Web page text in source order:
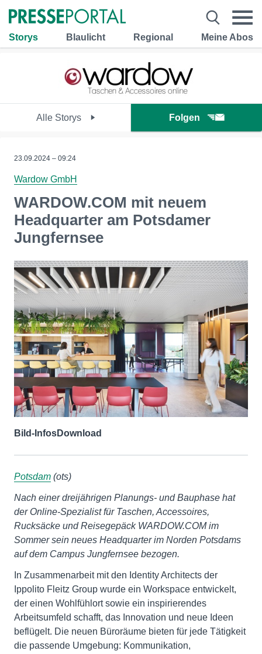
Storys Blaulicht Regional Meine Abos
Alle Storys Folgen
23.09.2024 – 09:24
Wardow GmbH
WARDOW.COM mit neuem
Headquarter am Potsdamer
Jungfernsee
Bild-InfosDownload
Potsdam (ots)
Nach einer dreijährigen Planungs- und Bauphase hat
der Online-Spezialist für Taschen, Accessoires,
Rucksäcke und Reisegepäck WARDOW.COM im
Sommer sein neues Headquarter im Norden Potsdams
auf dem Campus Jungfernsee bezogen.
In Zusammenarbeit mit den Identity Architects der
Ippolito Fleitz Group wurde ein Workspace entwickelt,
der einen Wohlfühlort sowie ein inspirierendes
Arbeitsumfeld schafft, das Innovation und neue Ideen
beflügelt. Die neuen Büroräume bieten für jede Tätigkeit
die passende Umgebung: Kommunikation,